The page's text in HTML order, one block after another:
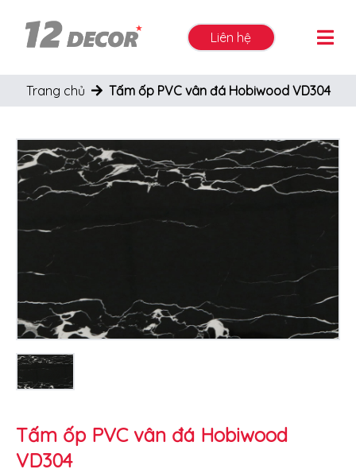
Liên hệ
Trang chủ Tấm ốp PVC vân đá Hobiwood VD304
Tấm ốp PVC vân đá Hobiwood
VD304